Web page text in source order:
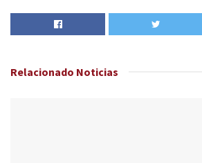
Relacionado Noticias